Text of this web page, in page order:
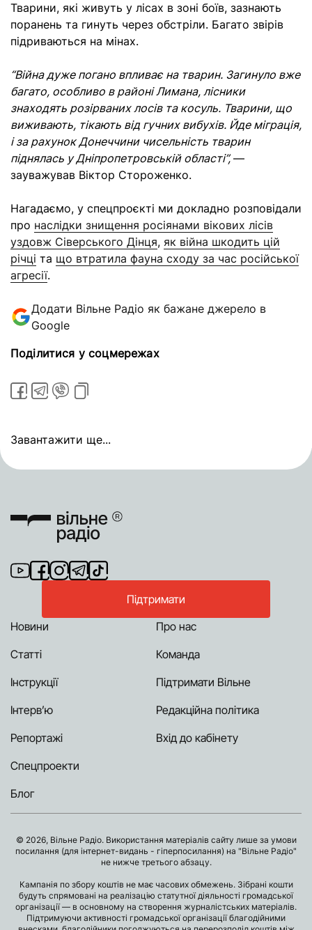
Тварини, які живуть у лісах в зоні боїв, зазнають
поранень та гинуть через обстріли. Багато звірів
підриваються на мінах.
“Війна дуже погано впливає на тварин. Загинуло вже
багато, особливо в районі Лимана, лісники
знаходять розірваних лосів та косуль. Тварини, що
виживають, тікають від гучних вибухів. Йде міграція,
і за рахунок Донеччини чисельність тварин
піднялась у Дніпропетровській області”, —
зауважував Віктор Стороженко.
Нагадаємо, у спецпроєкті ми докладно розповідали
про наслідки знищення росіянами вікових лісів
уздовж Сіверського Дінця, як війна шкодить цій
річці та що втратила фауна сходу за час російської
агресії.
Додати Вільне Радіо як бажане джерело в
Google
Поділитися у соцмережах
Завантажити ще...
Підтримати
Новини
Статті
Інструкції
Інтерв’ю
Репортажі
Спецпроекти
Блог
Про нас
Команда
Підтримати Вільне
Редакційна політика
Вхід до кабінету
© 2026, Вільне Радіо. Використання матеріалів сайту лише за умови
посилання (для інтернет-видань - гіперпосилання) на "Вільне Радіо"
не нижче третього абзацу.
Кампанія по збору коштів не має часових обмежень. Зібрані кошти
будуть спрямовані на реалізацію статутної діяльності громадської
організації — в основному на створення журналістських матеріалів.
Підтримуючи активності громадської організації благодійними